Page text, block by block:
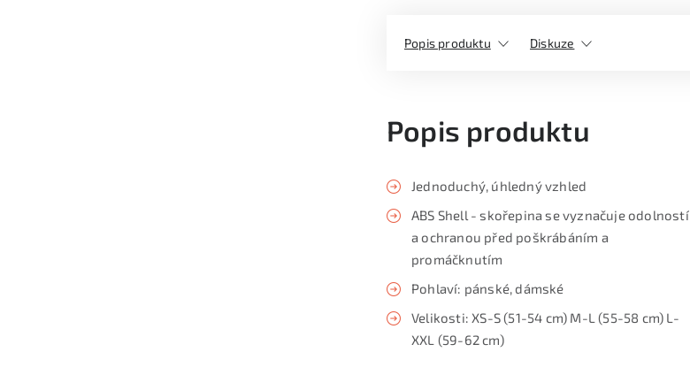
Popis produktu Diskuze
Popis produktu
Jednoduchý, úhledný vzhled
ABS Shell - skořepina se vyznačuje odolností
a ochranou před poškrábáním a
promáčknutím
Pohlaví: pánské, dámské
Velikosti: XS-S (51-54 cm) M-L (55-58 cm) L-
XXL (59-62 cm)